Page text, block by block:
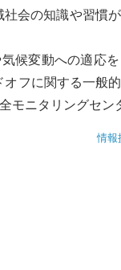
会の知識や習慣
気候変動への適応
フに関する一般
モニタリングセン
情報